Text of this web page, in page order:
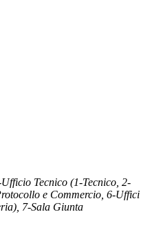
Tecnico (1-Tecnico, 2-
e Commercio, 6-Uffici
7-Sala Giunta